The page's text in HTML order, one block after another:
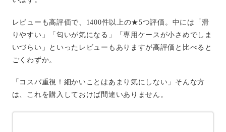
レビューも高評価で、1400件以上の★5つ評価。中には「滑
りやすい」「匂いが気になる」「専用ケースが小さめでしま
いづらい」といったレビューもありますが高評価と比べると
ごくわずか。
「コスパ重視！細かいことはあまり気にしない」そんな方
は、これを購入しておけば間違いありません。